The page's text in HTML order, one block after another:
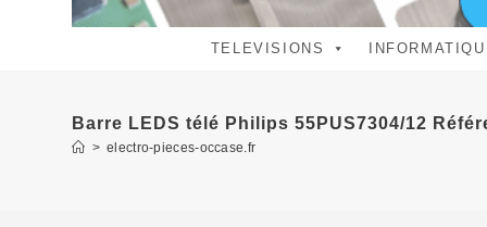
TELEVISIONS
Barre LEDS télé Philips 55PUS7304/12
> electro-pieces-occase.fr